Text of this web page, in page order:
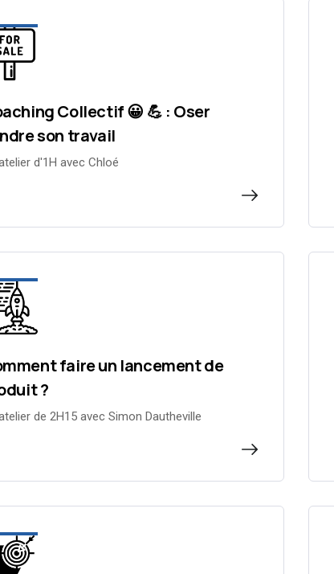
Collectif 😀 💪 : Oser
son travail
d'1H avec Chloé
faire un lancement de
?
de 2H15 avec Simon Dautheville